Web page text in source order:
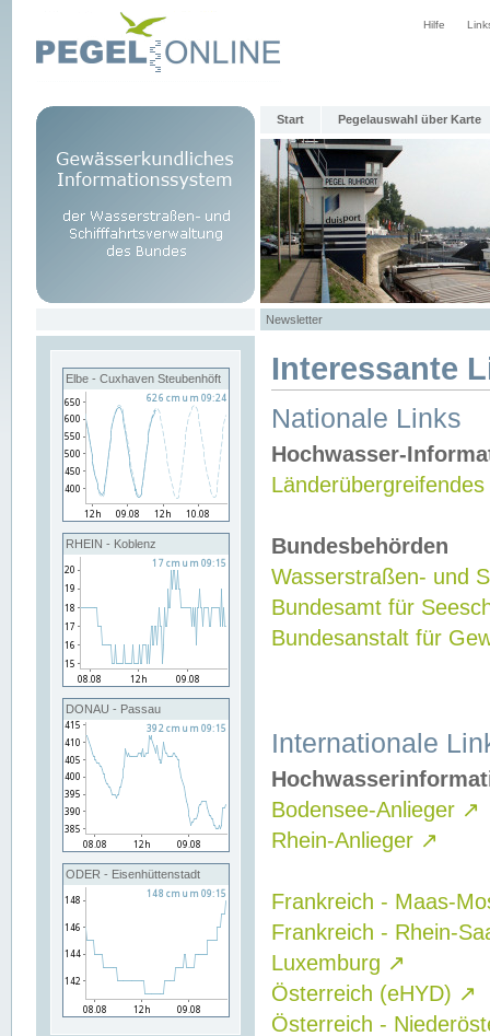
Hilfe
Start Pegelauswahl über Karte
Newsletter
Elbe - Cuxhaven Steubenhöft
RHEIN - Koblenz
DONAU - Passau
ODER - Eisenhüttenstadt
Interessante
Nationale Links
Hochwasser-
Bundesbehörden
Wasserstraßen- und
Bundesamt für
Bundesanstalt für
Internationale
Bodensee-Anlieger ↗
Rhein-Anlieger ↗
Frankreich - Maas-
Frankreich - Rhein-
Luxemburg ↗
Österreich (eHYD) ↗
Österreich -